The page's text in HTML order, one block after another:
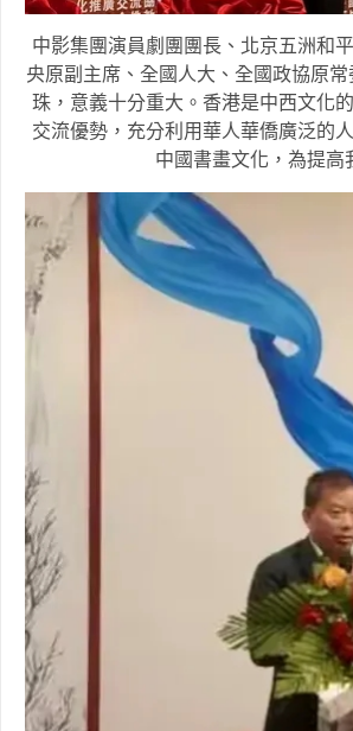
中影集團演員劇團團長、北京五洲和
央原副主席、全國人大、全國政協原
珠，意義十分重大。香港是中西文化
交流優勢，充分利用華人華僑廣泛的
中國書畫文化，為提